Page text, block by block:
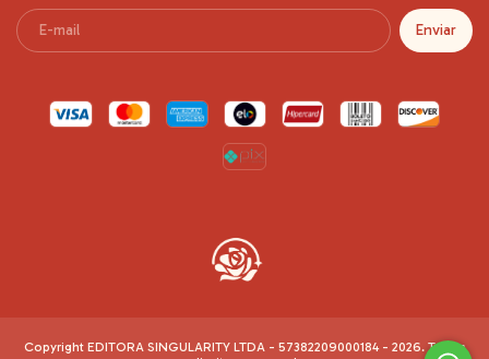
Copyright EDITORA SINGULARITY LTDA - 57382209000184 - 2026. Todos